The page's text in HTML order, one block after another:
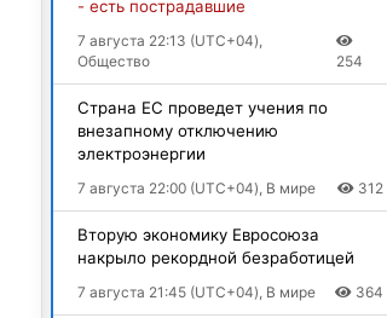
- есть пострадавшие
7 августа 22:13 (UTC+04),
Общество
254
Страна ЕС проведет учения по
внезапному отключению
электроэнергии
7 августа 22:00 (UTC+04), В мире 312
Вторую экономику Евросоюза
накрыло рекордной безработицей
7 августа 21:45 (UTC+04), В мире 364